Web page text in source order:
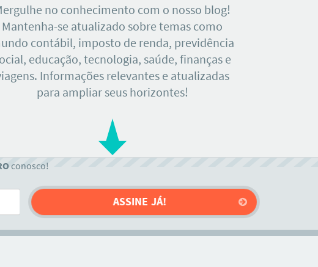
no conhecimento com o nosso blog!
Mantenha-se atualizado sobre temas como
contábil, imposto de renda, previdência
educação, tecnologia, saúde, finanças e
Informações relevantes e atualizadas
para ampliar seus horizontes!
conosco!